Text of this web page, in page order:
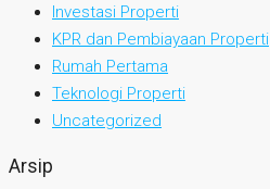
Investasi Properti
KPR dan Pembiayaan Properti
Rumah Pertama
Teknologi Properti
Uncategorized
Arsip